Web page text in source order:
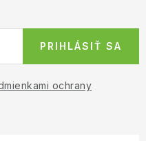
ochrany
PRIHLÁSIŤ SA